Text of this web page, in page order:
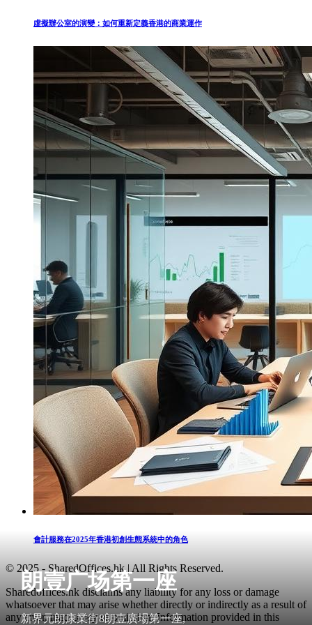
朗壹广场第一座
新界元朗康業街8朗壹廣場第一座,
虛擬辦公室的演變：如何重新定義香港的商業運作
會計服務在2025年香港初創生態系統中的角色
© 2025 - SharedOffices.hk | All Rights Reserved.
Sharedoffices.hk disclaims any liability for any loss or damage
whatsoever that may arise whether directly or indirectly as a result of
any error, inaccuracy or omission. Information provided in this